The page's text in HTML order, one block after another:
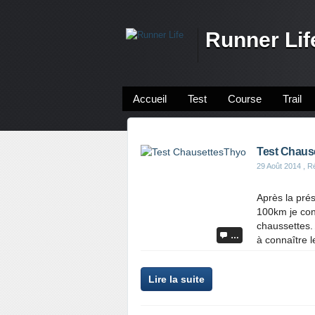
Runner
Accueil Test Course Trail
…
Test
29 Août 2014 ,
Après la
100km je
à connaître
Lire la suite
a